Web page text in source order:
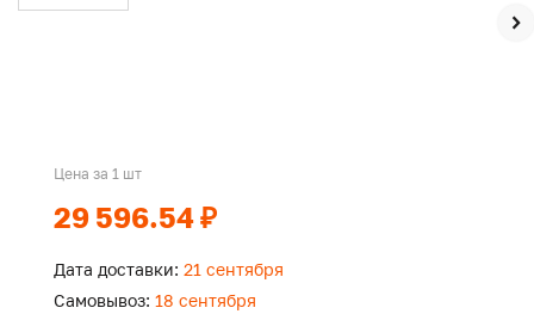
Цена за 1 шт
29 596.54 ₽
Дата доставки: 21 сентября
Самовывоз: 18 сентября